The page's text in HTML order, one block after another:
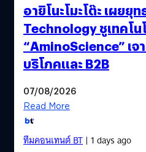
อายิโนะโมะโต๊ะ เผยยุ
Technology ชูเทคโน
“AminoScience” เจ
บริโภคและ B2B
07/08/2026
Read More
ทีมคอนเทนต์ BT| 1 days ago